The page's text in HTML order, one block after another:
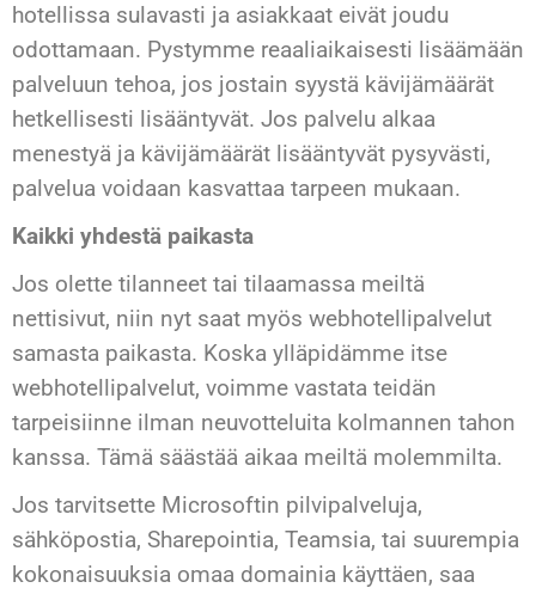
hotellissa sulavasti ja asiakkaat eivät joudu
odottamaan. Pystymme reaaliaikaisesti lisäämään
palveluun tehoa, jos jostain syystä kävijämäärät
hetkellisesti lisääntyvät. Jos palvelu alkaa
menestyä ja kävijämäärät lisääntyvät pysyvästi,
palvelua voidaan kasvattaa tarpeen mukaan.
Kaikki yhdestä paikasta
Jos olette tilanneet tai tilaamassa meiltä
nettisivut, niin nyt saat myös webhotellipalvelut
samasta paikasta. Koska ylläpidämme itse
webhotellipalvelut, voimme vastata teidän
tarpeisiinne ilman neuvotteluita kolmannen tahon
kanssa. Tämä säästää aikaa meiltä molemmilta.
Jos tarvitsette Microsoftin pilvipalveluja,
sähköpostia, Sharepointia, Teamsia, tai suurempia
kokonaisuuksia omaa domainia käyttäen, saa